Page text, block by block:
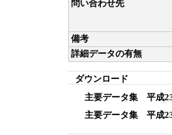
問い合わせ先
備考
詳細データの有無
ダウンロード
主要データ集 平成
主要データ集 平成